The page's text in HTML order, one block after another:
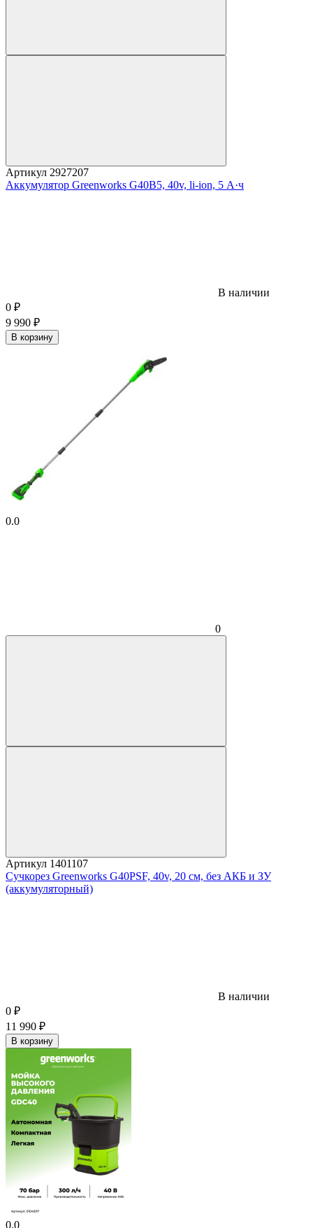
Артикул 2927207
Аккумулятор Greenworks G40B5, 40v, li-ion, 5 А·ч
В наличии
0 ₽
9 990 ₽
В корзину
0.0
0
Артикул 1401107
Сучкорез Greenworks G40PSF, 40v, 20 см, без АКБ и ЗУ
(аккумуляторный)
В наличии
0 ₽
11 990 ₽
В корзину
0.0